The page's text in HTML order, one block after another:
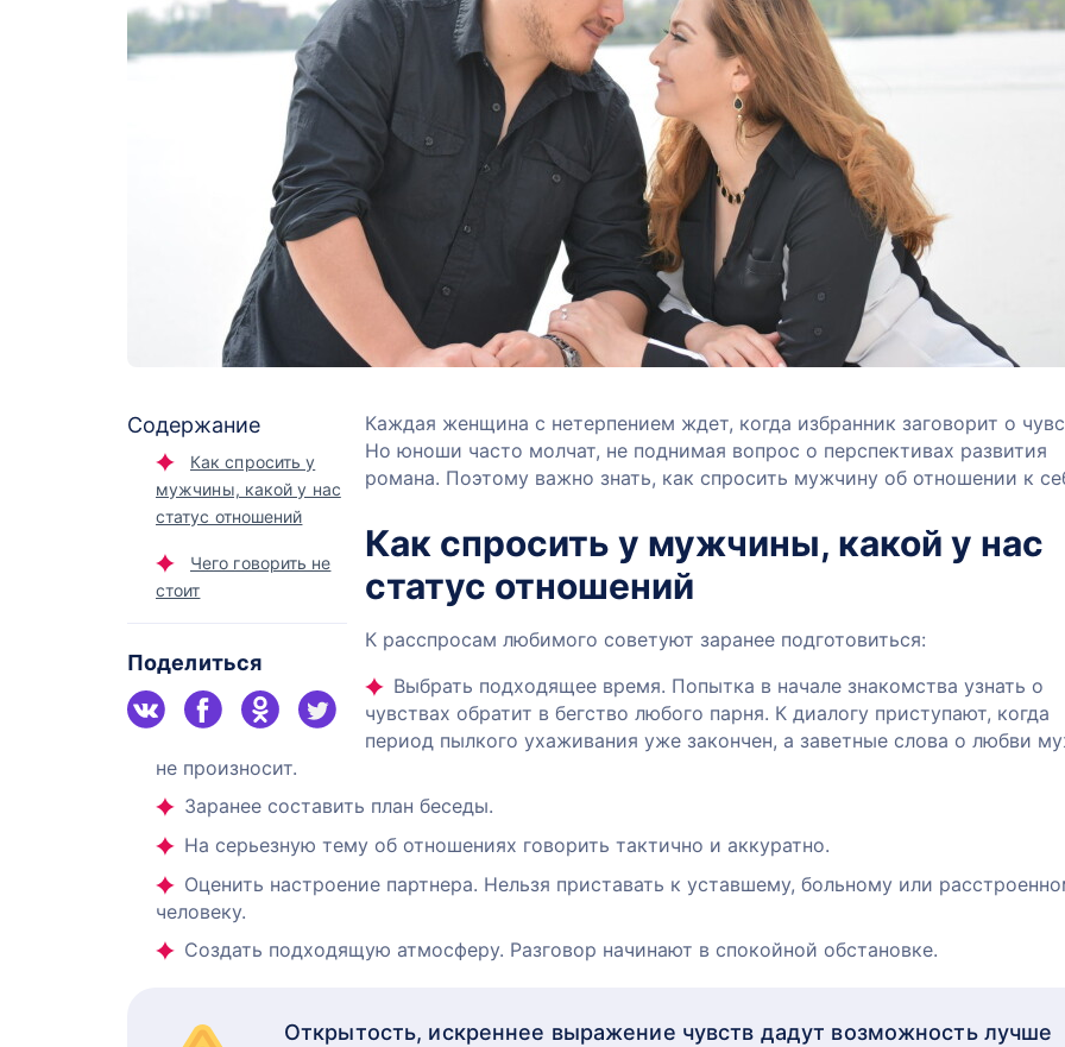
Содержание
Как спросить у
мужчины, какой у нас
статус отношений
Чего говорить не
стоит
Поделиться
Каждая женщина с нетерпением ждет, когда избранник заговорит о
Но юноши часто молчат, не поднимая вопрос о перспективах развития
романа. Поэтому важно знать, как спросить мужчину об отношении к
Как спросить у мужчины, какой у нас
статус отношений
К расспросам любимого советуют заранее подготовиться:
Выбрать подходящее время. Попытка в начале знакомства узнать о
чувствах обратит в бегство любого парня. К диалогу приступают, когда
период пылкого ухаживания уже закончен, а заветные слова о любви
не произносит.
Заранее составить план беседы.
На серьезную тему об отношениях говорить тактично и аккуратно.
Оценить настроение партнера. Нельзя приставать к уставшему, больному или
человеку.
Создать подходящую атмосферу. Разговор начинают в спокойной обстановке.
Открытость, искреннее выражение чувств дадут возможность лучше